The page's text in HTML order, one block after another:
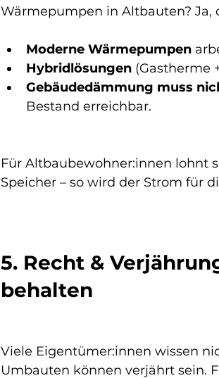
Wärmepumpen in Altbauten? Ja,
Moderne Wärmepumpen
Hybridlösungen (Gastherme
Gebäudedämmung muss
Bestand erreichbar.
Für Altbaubewohner:innen lohnt
Speicher – so wird der Strom für
5. Recht &
behalten
Viele Eigentümer:innen wissen
Umbauten können verjährt sein.